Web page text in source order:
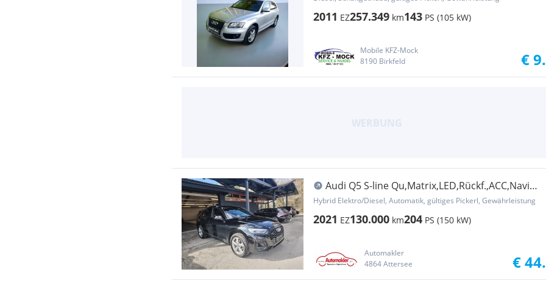
2011 EZ257.349 km143 PS (105 kW)
Mobile KFZ-Mock
8190 Birkfeld
€
Audi Q5 S-line Qu,Matrix,LED,Rückf.,ACC,Navi
touch,S...
Hybrid Elektro/Diesel, Automatik, gültiges Pickerl, Gewährleistung
2021 EZ130.000 km204 PS (150 kW)
Automakler
4864 Attersee
€